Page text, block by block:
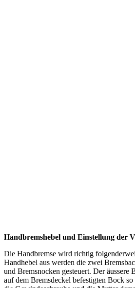
Handbremshebel und Einstellung der
Die Handbremse wird richtig
Handhebel aus werden die zwei
und Bremsnocken gesteuert. Der äussere
auf dem Bremsdeckel befestigten Bock so